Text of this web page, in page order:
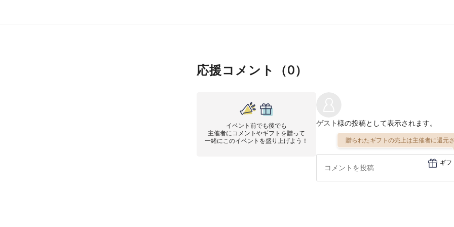
応援コメント（0）
イベント前でも後でも
主催者にコメントやギフトを贈って
一緒にこのイベントを盛り上げよう！
ゲスト様の投稿として表示されます。
贈られたギフトの売上は主催者に還元
ギフ